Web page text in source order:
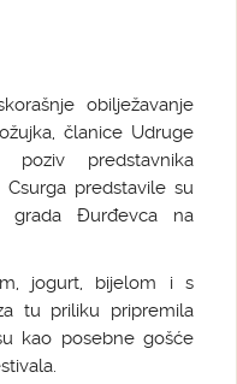
obilježavanje
članice Udruge
predstavnika
predstavile su
grada Đurđevca na
jogurt, bijelom i s
tu priliku pripremila
kao posebne gošće